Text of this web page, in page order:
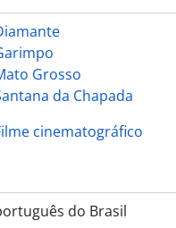
Grosso
da Chapada
cinematográfico
do Brasil